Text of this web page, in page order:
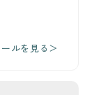
ルを見る＞